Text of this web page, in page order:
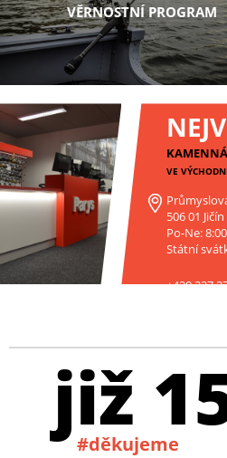
VĚRNOSTNÍ PROGRAM
VE
506 01 Jičín
Po-Ne:
Státní
+420 227
již
#děkujeme